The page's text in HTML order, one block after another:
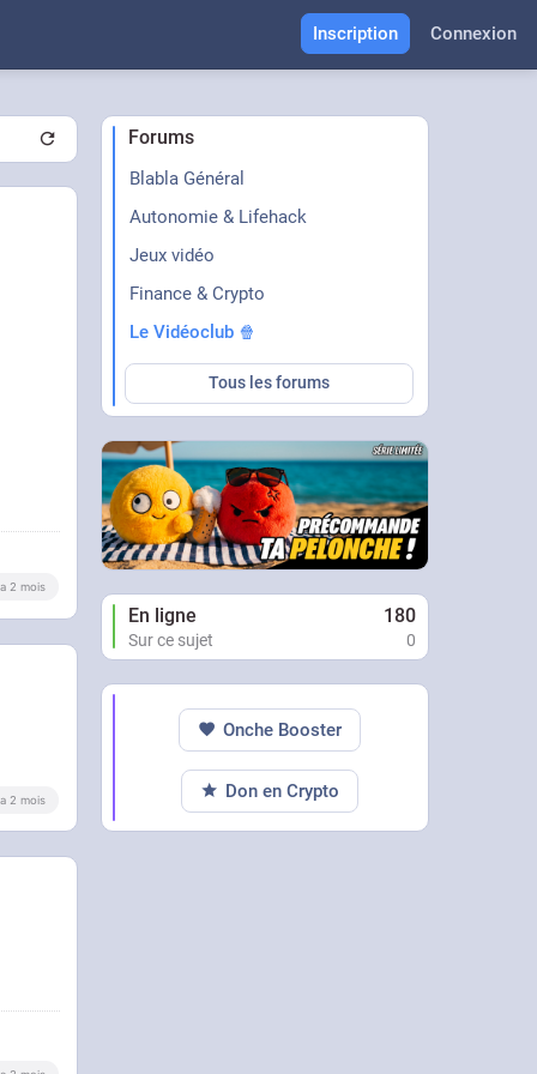
Inscription Connexion
2 mois
2 mois
Forums
Blabla Général
Autonomie & Lifehack
Jeux vidéo
Finance & Crypto
Le Vidéoclub 🍿
Tous les forums
En ligne 180
Sur ce sujet 0
Onche Booster
Don en Crypto